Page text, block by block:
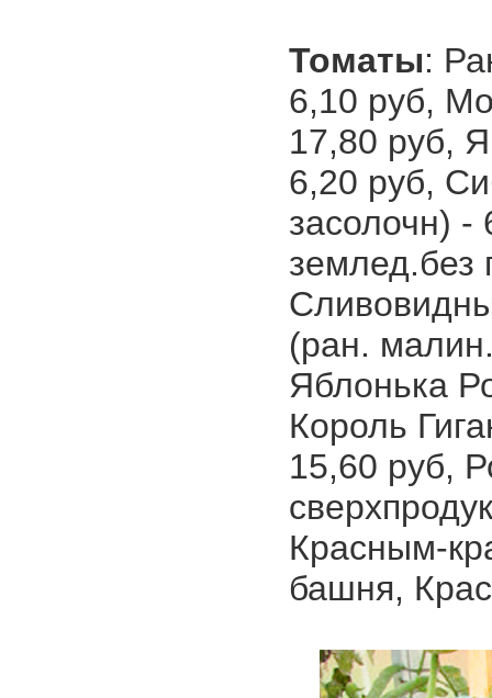
Томаты:
6,10 руб,
17,80 руб,
6,20 руб,
засолочн) -
землед.без
(ран.
Яблонька
Король
15,60 руб,
Красным-
башня,